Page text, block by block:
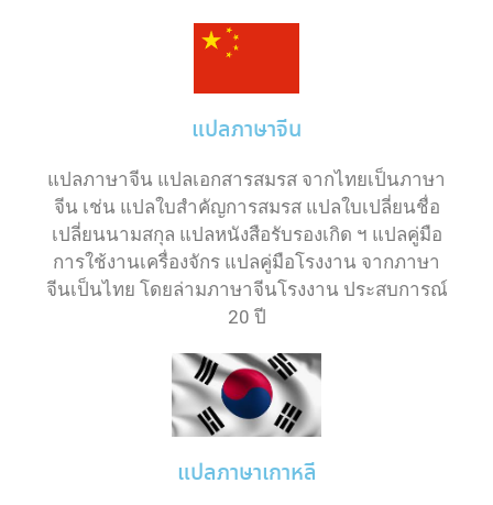
แปลภาษาจีน
แปลภาษาจีน แปลเอกสารสมรส จากไทยเป็นภาษา
จีน เช่น แปลใบสำคัญการสมรส แปลใบเปลี่ยนชื่อ
เปลี่ยนนามสกุล แปลหนังสือรับรองเกิด ฯ แปลคู่มือ
การใช้งานเครื่องจักร แปลคู่มือโรงงาน จากภาษา
จีนเป็นไทย โดยล่ามภาษาจีนโรงงาน ประสบการณ์
20 ปี
แปลภาษาเกาหลี